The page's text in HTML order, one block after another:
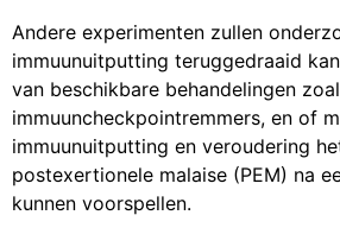
Andere experimenten zullen
immuunuitputting teruggedraaid
van beschikbare behandelingen
immuuncheckpointremmers, en of
immuunuitputting en veroudering
postexertionele malaise (PEM) na
kunnen voorspellen.